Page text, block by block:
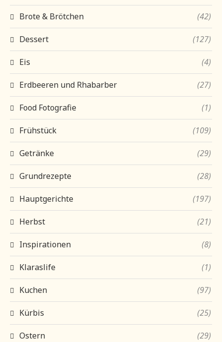
Brote & Brötchen (42)
Dessert (127)
Eis (4)
Erdbeeren und Rhabarber (27)
Food Fotografie (1)
Frühstück (109)
Getränke (29)
Grundrezepte (28)
Hauptgerichte (197)
Herbst (21)
Inspirationen (8)
Klaraslife (1)
Kuchen (97)
Kürbis (25)
Ostern (29)